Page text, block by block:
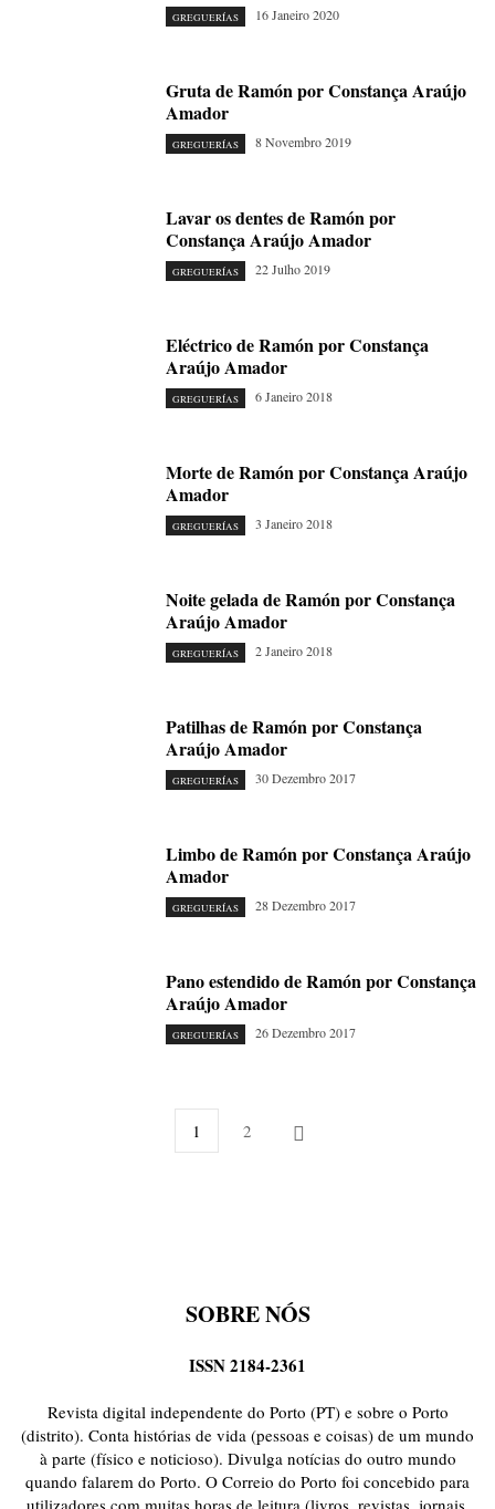
GREGUERÍAS 16 Janeiro 2020
Gruta de Ramón por Constança Araújo
Amador
GREGUERÍAS 8 Novembro 2019
Lavar os dentes de Ramón por
Constança Araújo Amador
GREGUERÍAS 22 Julho 2019
Eléctrico de Ramón por Constança
Araújo Amador
GREGUERÍAS 6 Janeiro 2018
Morte de Ramón por Constança Araújo
Amador
GREGUERÍAS 3 Janeiro 2018
Noite gelada de Ramón por Constança
Araújo Amador
GREGUERÍAS 2 Janeiro 2018
Patilhas de Ramón por Constança
Araújo Amador
GREGUERÍAS 30 Dezembro 2017
Limbo de Ramón por Constança Araújo
Amador
GREGUERÍAS 28 Dezembro 2017
Pano estendido de Ramón por Constança
Araújo Amador
GREGUERÍAS 26 Dezembro 2017
1 2
SOBRE NÓS
ISSN 2184-2361
Revista digital independente do Porto (PT) e sobre o Porto
(distrito). Conta histórias de vida (pessoas e coisas) de um mundo
à parte (físico e noticioso). Divulga notícias do outro mundo
quando falarem do Porto. O Correio do Porto foi concebido para
utilizadores com muitas horas de leitura (livros, revistas, jornais,